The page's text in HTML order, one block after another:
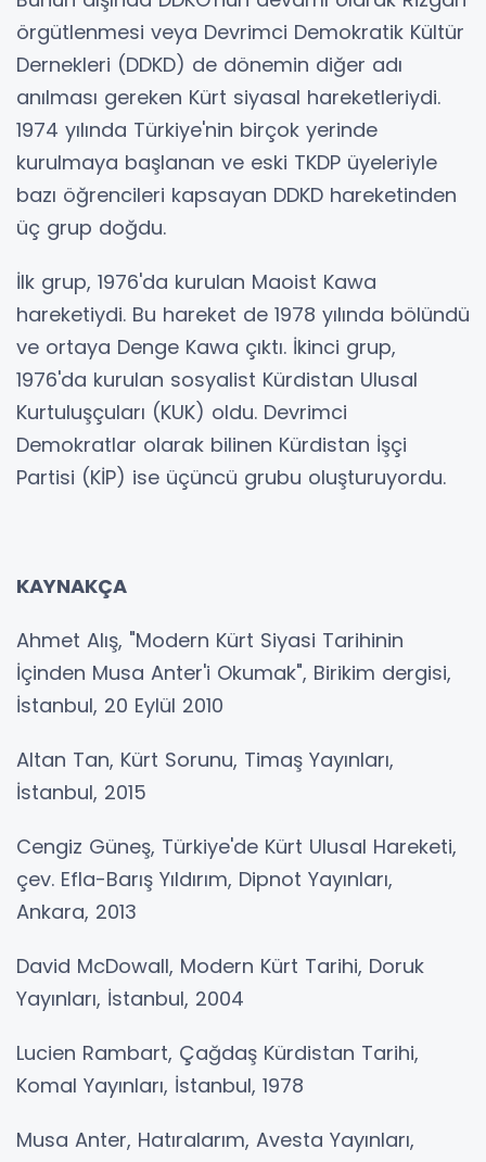
örgütlenmesi veya Devrimci Demokratik Kültür
Dernekleri (DDKD) de dönemin diğer adı
anılması gereken Kürt siyasal hareketleriydi.
1974 yılında Türkiye'nin birçok yerinde
kurulmaya başlanan ve eski TKDP üyeleriyle
bazı öğrencileri kapsayan DDKD hareketinden
üç grup doğdu.
İlk grup, 1976'da kurulan Maoist Kawa
hareketiydi. Bu hareket de 1978 yılında bölündü
ve ortaya Denge Kawa çıktı. İkinci grup,
1976'da kurulan sosyalist Kürdistan Ulusal
Kurtuluşçuları (KUK) oldu. Devrimci
Demokratlar olarak bilinen Kürdistan İşçi
Partisi (KİP) ise üçüncü grubu oluşturuyordu.
KAYNAKÇA
Ahmet Alış, "Modern Kürt Siyasi Tarihinin
İçinden Musa Anter'i Okumak", Birikim dergisi,
İstanbul, 20 Eylül 2010
Altan Tan, Kürt Sorunu, Timaş Yayınları,
İstanbul, 2015
Cengiz Güneş, Türkiye'de Kürt Ulusal Hareketi,
çev. Efla-Barış Yıldırım, Dipnot Yayınları,
Ankara, 2013
David McDowall, Modern Kürt Tarihi, Doruk
Yayınları, İstanbul, 2004
Lucien Rambart, Çağdaş Kürdistan Tarihi,
Komal Yayınları, İstanbul, 1978
Musa Anter, Hatıralarım, Avesta Yayınları,